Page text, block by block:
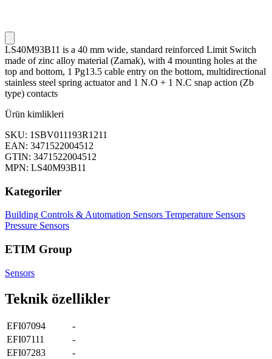
LS40M93B11 is a 40 mm wide, standard reinforced Limit Switch
made of zinc alloy material (Zamak), with 4 mounting holes at the
top and bottom, 1 Pg13.5 cable entry on the bottom, multidirectional
stainless steel spring actuator and 1 N.O + 1 N.C snap action (Zb
type) contacts
Ürün kimlikleri
SKU: 1SBV011193R1211
EAN: 3471522004512
GTIN: 3471522004512
MPN: LS40M93B11
Kategoriler
Building Controls & Automation Sensors Temperature Sensors
Pressure Sensors
ETIM Group
Sensors
Teknik özellikler
EFI07094
-
EFI07111
-
EFI07283
-